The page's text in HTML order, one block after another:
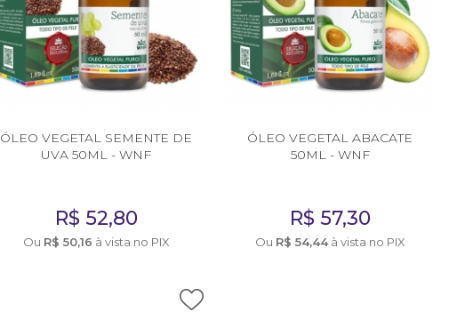
ÓLEO VEGETAL SEMENTE DE
UVA 50ML - WNF
R$ 52,80
Ou R$ 50,16 à vista no PIX
ÓLEO VEGETAL ABACATE
50ML - WNF
R$ 57,30
Ou R$ 54,44à vista no PIX